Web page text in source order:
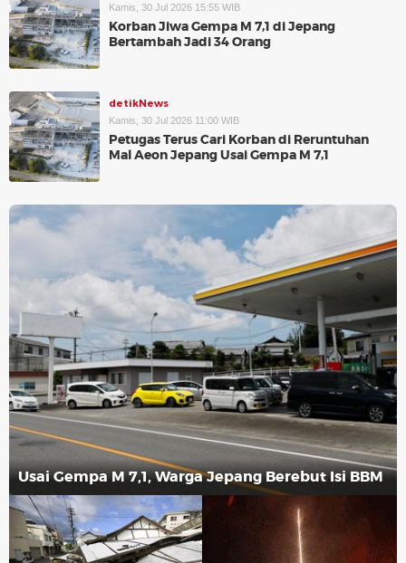
Kamis, 30 Jul 2026 15:55 WIB
Korban Jiwa Gempa M 7,1 di Jepang
Bertambah Jadi 34 Orang
detikNews
Kamis, 30 Jul 2026 11:00 WIB
Petugas Terus Cari Korban di Reruntuhan
Mal Aeon Jepang Usai Gempa M 7,1
Usai Gempa M 7,1, Warga Jepang Berebut Isi BBM